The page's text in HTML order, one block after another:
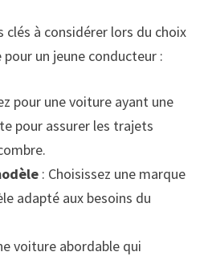
clés à considérer lors du choix
un jeune conducteur :
pour une voiture ayant une
pour assurer les trajets
: Choisissez une marque
adapté aux besoins du
voiture abordable qui